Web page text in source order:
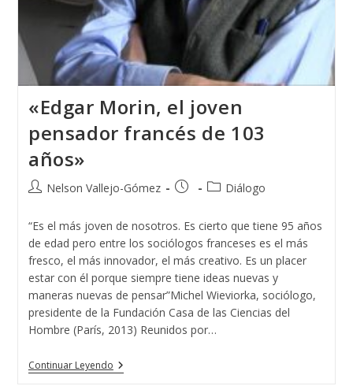
«Edgar Morin, el joven
pensador francés de 103
años»
Autor
la
entrada:
Nelson Vallejo-Gómez
Publicación
entrada:
Categoría
entrada:
Diálogo
“Es el más joven de nosotros. Es cierto que tiene 95 años
de edad pero entre los sociólogos franceses es el más
fresco, el más innovador, el más creativo. Es un placer
estar con él porque siempre tiene ideas nuevas y
maneras nuevas de pensar”Michel Wieviorka, sociólogo,
presidente de la Fundación Casa de las Ciencias del
Hombre (París, 2013) Reunidos por…
Continuar Leyendo«Edgar
Morin,